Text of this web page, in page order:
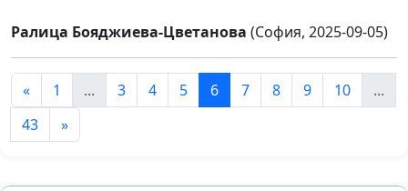
Ралица Бояджиева-Цветанова (София, 2025-09-05)
« 1 ... 3 4 5 6 7 8 9 10
...
43
»